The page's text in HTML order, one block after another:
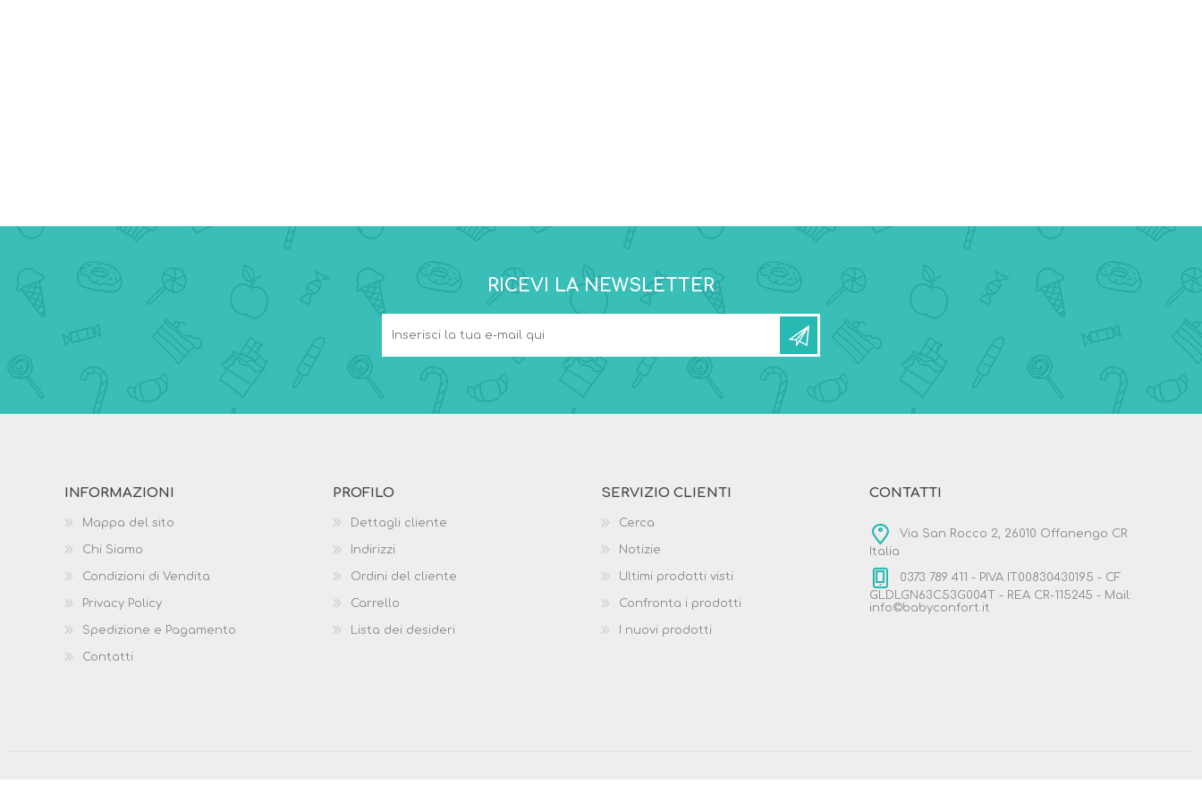
RICEVI LA NEWSLETTER
INFORMAZIONI
Mappa del sito
Chi Siamo
Condizioni di Vendita
Privacy Policy
Spedizione e Pagamento
Contatti
PROFILO
Dettagli cliente
Indirizzi
Ordini del cliente
Carrello
Lista dei desideri
SERVIZIO CLIENTI
Cerca
Notizie
Ultimi prodotti visti
Confronta i prodotti
I nuovi prodotti
CONTATTI
Via San Rocco 2, 26010 Offanengo CR
Italia
0373 789 411 - PIVA IT00830430195 - CF
GLDLGN63C53G004T - REA CR-115245 - Mail:
info©babyconfort.it